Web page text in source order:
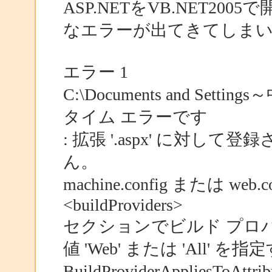
ASP.NETをVB.NET2005
なエラーが出てきてしま
エラー 1
C:\Documents and Settings
タイム エラーです
: 拡張 '.aspx' に対して登
ん。
machine.config または
<buildProviders>
セクションでビルド プロ
値 'Web' または 'All' を指定